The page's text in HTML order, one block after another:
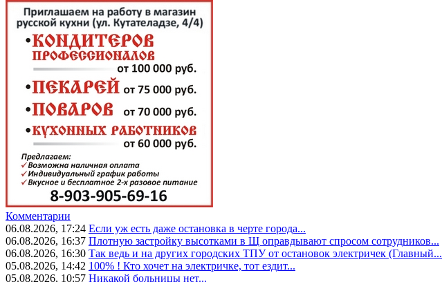
Комментарии
06.08.2026, 17:24 Если уж есть даже остановка в черте города...
06.08.2026, 16:37 Плотную застройку высотками в Щ оправдывают спросом сотрудников...
06.08.2026, 16:30 Так ведь и на других городских ТПУ от остановок электричек (Главный...
05.08.2026, 14:42 100% ! Кто хочет на электричке, тот ездит...
05.08.2026, 10:57 Никакой больницы нет...